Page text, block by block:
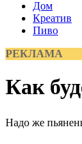
Дом
Креатив
Пиво
РЕКЛАМА
Как
Надо же